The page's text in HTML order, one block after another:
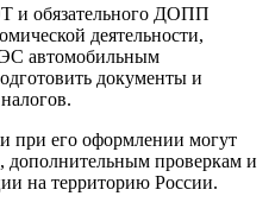
и обязательного ДОПП
деятельности,
автомобильным
документы и
его оформлении могут
дополнительным проверкам и
на территорию России.